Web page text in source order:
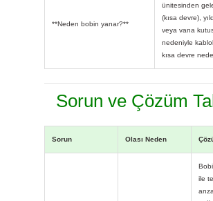
**Neden bobin yanar?**
ünitesinden
(kısa devre),
veya vana
nedeniyle
kısa devre
Sorun ve Çözüm
Sorun Olası Neden
ile